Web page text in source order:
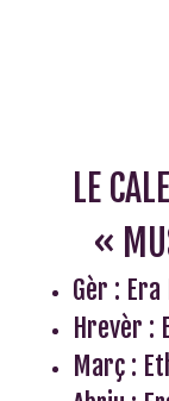
LE
«
Gèr :
Hrevèr :
Març :